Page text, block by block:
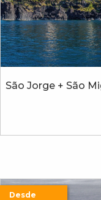
São Jorge + São
Desde